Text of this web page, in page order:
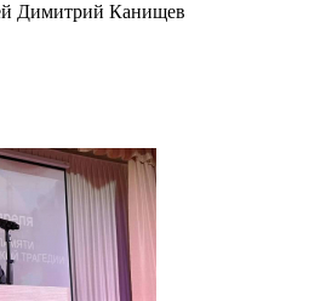
Димитрий Канищев